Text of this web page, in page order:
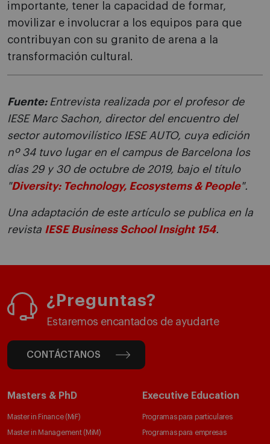
importante, tener la capacidad de formar,
movilizar e involucrar a los equipos para que
contribuyan con su granito de arena a la
transformación cultural.
Fuente: Entrevista realizada por el profesor de
IESE Marc Sachon, director del encuentro del
sector automovilístico IESE AUTO, cuya edición
nº 34 tuvo lugar en el campus de Barcelona los
días 29 y 30 de octubre de 2019, bajo el título
"Diversity: Technology, Ecosystems & People".
Una adaptación de este artículo se publica en la
revista IESE Business School Insight 154.
¿Preguntas?
Estaremos encantados de ayudarte
CONTÁCTANOS
Masters & PhD
Master in Finance (MiF)
Master in Management (MiM)
Executive Education
Programas para particulares
Programas para empresas